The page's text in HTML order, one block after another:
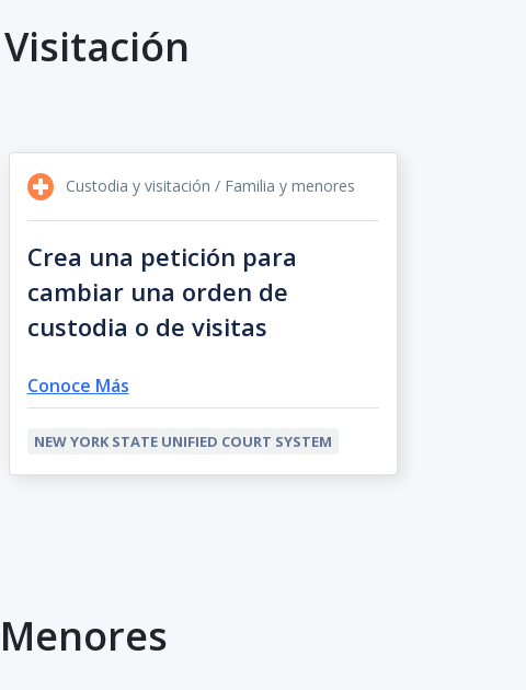
Custodia y visitación / Familia y menores
Crea una petición para
cambiar una orden de
custodia o de visitas
Conoce Más
NEW YORK STATE UNIFIED COURT SYSTEM